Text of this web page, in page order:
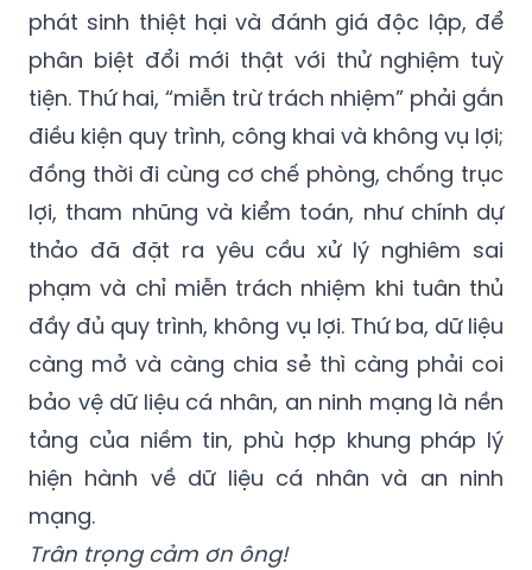
phát sinh thiệt hại và đánh giá độc lập, để
phân biệt đổi mới thật với thử nghiệm tuỳ
tiện. Thứ hai, “miễn trừ trách nhiệm” phải gắn
điều kiện quy trình, công khai và không vụ lợi;
đồng thời đi cùng cơ chế phòng, chống trục
lợi, tham nhũng và kiểm toán, như chính dự
thảo đã đặt ra yêu cầu xử lý nghiêm sai
phạm và chỉ miễn trách nhiệm khi tuân thủ
đầy đủ quy trình, không vụ lợi. Thứ ba, dữ liệu
càng mở và càng chia sẻ thì càng phải coi
bảo vệ dữ liệu cá nhân, an ninh mạng là nền
tảng của niềm tin, phù hợp khung pháp lý
hiện hành về dữ liệu cá nhân và an ninh
mạng.
Trân trọng cảm ơn ông!